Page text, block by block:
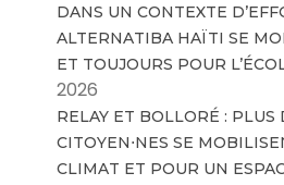
DANS UN CONTEXTE
ALTERNATIBA HAÏTI SE
ET TOUJOURS POUR
2026
RELAY ET BOLLORÉ : PLUS
CITOYEN⋅NES SE
CLIMAT ET POUR UN